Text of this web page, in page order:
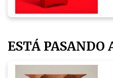
ESTÁ PASANDO